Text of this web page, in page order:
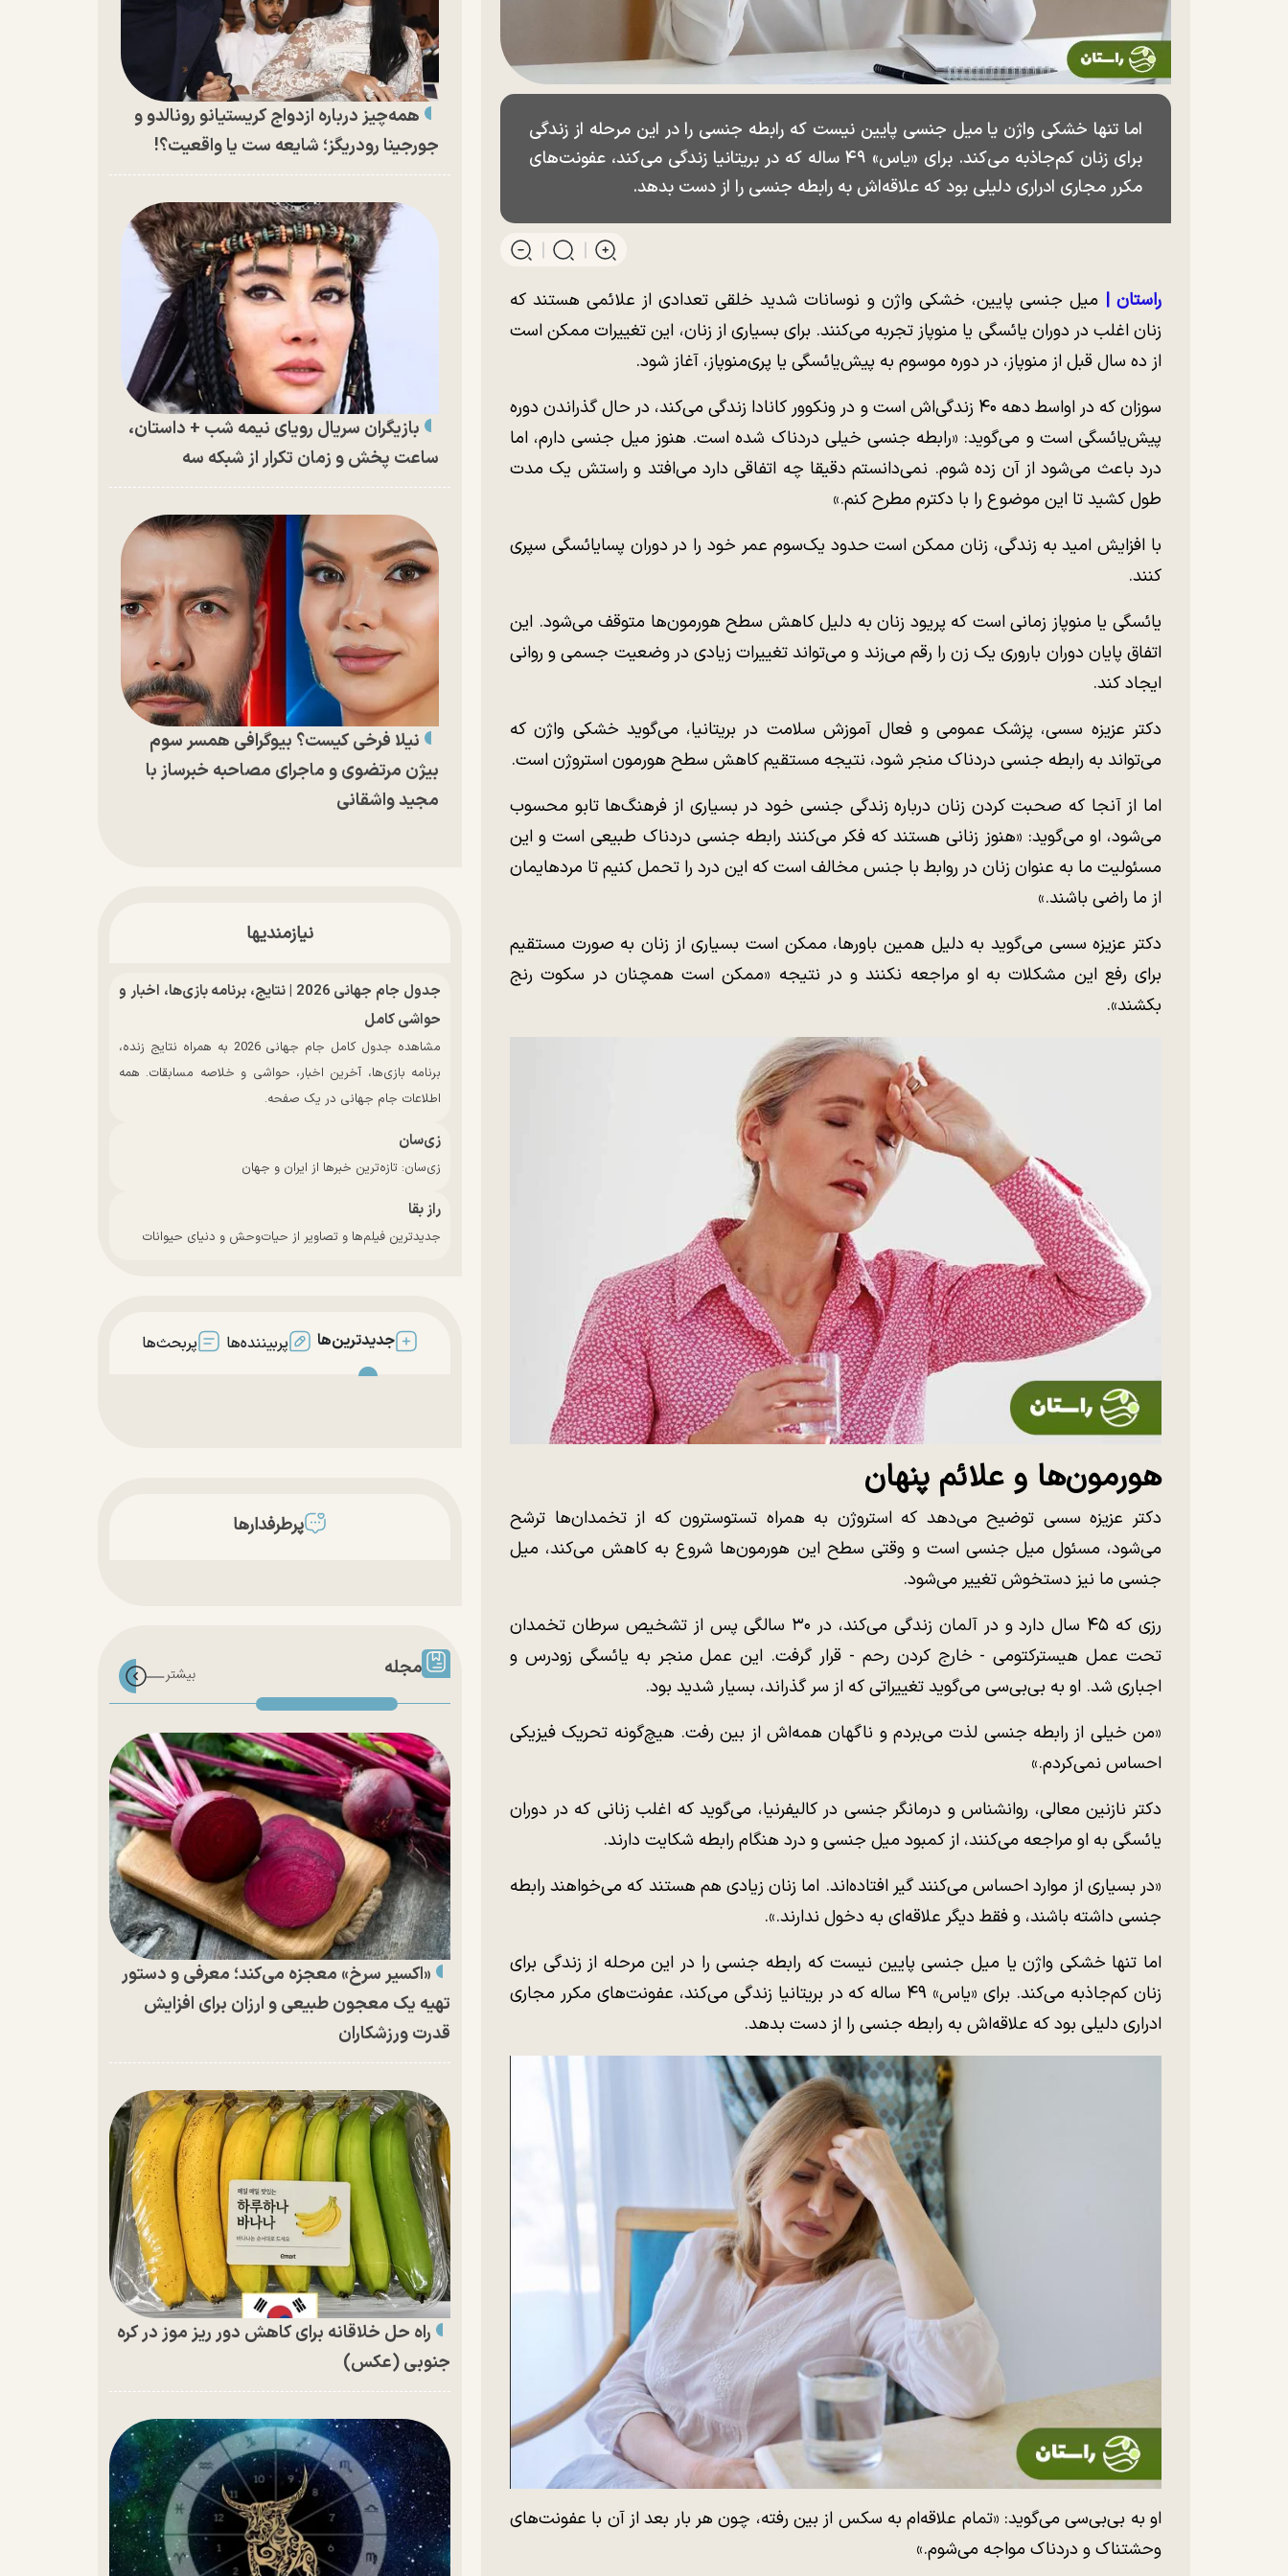
اما تنها خشکی واژن یا میل جنسی پایین نیست که رابطه جنسی را در این مرحله از زندگی
برای زنان کم‌جاذبه می‌کند. برای «یاس» ۴۹ ساله که در بریتانیا زندگی می‌کند، عفونت‌های
مکرر مجاری ادراری دلیلی بود که علاقه‌اش به رابطه جنسی را از دست بدهد.
راستان | میل جنسی پایین، خشکی واژن و نوسانات شدید خلقی تعدادی از علائمی هستند که
زنان اغلب در دوران یائسگی یا منوپاز تجربه می‌کنند. برای بسیاری از زنان، این تغییرات ممکن است
از ده سال قبل از منوپاز، در دوره موسوم به پیش‌یائسگی یا پری‌منوپاز، آغاز شود.
سوزان که در اواسط دهه ۴۰ زندگی‌اش است و در ونکوور کانادا زندگی می‌کند، در حال گذراندن دوره
پیش‌یائسگی است و می‌گوید: «رابطه جنسی خیلی دردناک شده است. هنوز میل جنسی دارم، اما
درد باعث می‌شود از آن زده شوم. نمی‌دانستم دقیقا چه اتفاقی دارد می‌افتد و راستش یک مدت
طول کشید تا این موضوع را با دکترم مطرح کنم.»
با افزایش امید به زندگی، زنان ممکن است حدود یک‌سوم عمر خود را در دوران پسایائسگی سپری
کنند.
یائسگی یا منوپاز زمانی است که پریود زنان به دلیل کاهش سطح هورمون‌ها متوقف می‌شود. این
اتفاق پایان دوران باروری یک زن را رقم می‌زند و می‌تواند تغییرات زیادی در وضعیت جسمی و روانی
ایجاد کند.
دکتر عزیزه سسی، پزشک عمومی و فعال آموزش سلامت در بریتانیا، می‌گوید خشکی واژن که
می‌تواند به رابطه جنسی دردناک منجر شود، نتیجه مستقیم کاهش سطح هورمون استروژن است.
اما از آنجا که صحبت کردن زنان درباره زندگی جنسی خود در بسیاری از فرهنگ‌ها تابو محسوب
می‌شود، او می‌گوید: «هنوز زنانی هستند که فکر می‌کنند رابطه جنسی دردناک طبیعی است و این
مسئولیت ما به عنوان زنان در روابط با جنس مخالف است که این درد را تحمل کنیم تا مردهایمان
از ما راضی باشند.»
دکتر عزیزه سسی می‌گوید به دلیل همین باورها، ممکن است بسیاری از زنان به صورت مستقیم
برای رفع این مشکلات به او مراجعه نکنند و در نتیجه «ممکن است همچنان در سکوت رنج
بکشند».
هورمون‌ها و علائم پنهان
دکتر عزیزه سسی توضیح می‌دهد که استروژن به همراه تستوسترون که از تخمدان‌ها ترشح
می‌شود، مسئول میل جنسی است و وقتی سطح این هورمون‌ها شروع به کاهش می‌کند، میل
جنسی ما نیز دستخوش تغییر می‌شود.
رزی که ۴۵ سال دارد و در آلمان زندگی می‌کند، در ۳۰ سالگی پس از تشخیص سرطان تخمدان
تحت عمل هیسترکتومی - خارج کردن رحم - قرار گرفت. این عمل منجر به یائسگی زودرس و
اجباری شد. او به بی‌بی‌سی می‌گوید تغییراتی که از سر گذراند، بسیار شدید بود.
«من خیلی از رابطه جنسی لذت می‌بردم و ناگهان همه‌اش از بین رفت. هیچ‌گونه تحریک فیزیکی
احساس نمی‌کردم.»
دکتر نازنین معالی، روانشناس و درمانگر جنسی در کالیفرنیا، می‌گوید که اغلب زنانی که در دوران
یائسگی به او مراجعه می‌کنند، از کمبود میل جنسی و درد هنگام رابطه شکایت دارند.
«در بسیاری از موارد احساس می‌کنند گیر افتاده‌اند. اما زنان زیادی هم هستند که می‌خواهند رابطه
جنسی داشته باشند، و فقط دیگر علاقه‌ای به دخول ندارند.».
اما تنها خشکی واژن یا میل جنسی پایین نیست که رابطه جنسی را در این مرحله از زندگی برای
زنان کم‌جاذبه می‌کند. برای «یاس» ۴۹ ساله که در بریتانیا زندگی می‌کند، عفونت‌های مکرر مجاری
ادراری دلیلی بود که علاقه‌اش به رابطه جنسی را از دست بدهد.
او به بی‌بی‌سی می‌گوید: «تمام علاقه‌ام به سکس از بین رفته، چون هر بار بعد از آن با عفونت‌های
وحشتناک و دردناک مواجه می‌شوم.»
همه‌چیز درباره ازدواج کریستیانو رونالدو و
جورجینا رودریگز؛ شایعه ست یا واقعیت؟!
بازیگران سریال رویای نیمه شب + داستان،
ساعت پخش و زمان تکرار از شبکه سه
نیلا فرخی کیست؟ بیوگرافی همسر سوم
بیژن مرتضوی و ماجرای مصاحبه خبرساز با
مجید واشقانی
نیازمندیها
جدول جام جهانی 2026 | نتایج، برنامه بازی‌ها، اخبار و
حواشی کامل
مشاهده جدول کامل جام جهانی 2026 به همراه نتایج زنده،
برنامه بازی‌ها، آخرین اخبار، حواشی و خلاصه مسابقات. همه
اطلاعات جام جهانی در یک صفحه.
زی‌سان
زی‌سان: تازه‌ترین خبرها از ایران و جهان
راز بقا
جدیدترین فیلم‌ها و تصاویر از حیات‌وحش و دنیای حیوانات
جدیدترین‌ها پربیننده‌ها پربحث‌ها
پرطرفدارها
مجله
«اکسیر سرخ» معجزه می‌کند؛ معرفی و دستور
تهیه یک معجون طبیعی و ارزان برای افزایش
قدرت ورزشکاران
راه حل خلاقانه برای کاهش دور ریز موز در کره
جنوبی (عکس)